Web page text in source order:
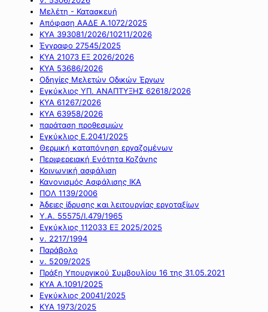
Μελέτη - Κατασκευή
Απόφαση ΑΑΔΕ Α.1072/2025
ΚΥΑ 393081/2026/10211/2026
Έγγραφο 27545/2025
ΚΥΑ 21073 ΕΞ 2026/2026
ΚΥΑ 53686/2026
Οδηγίες Μελετών Οδικών Έργων
Εγκύκλιος ΥΠ. ΑΝΑΠΤΥΞΗΣ 62618/2026
ΚΥΑ 61267/2026
ΚΥΑ 63958/2026
παράταση προθεσμιών
Εγκύκλιος Ε.2041/2025
Θερμική καταπόνηση εργαζομένων
Περιφερειακή Ενότητα Κοζάνης
Κοινωνική ασφάλιση
Κανονισμός Ασφάλισης ΙΚΑ
ΠΟΛ 1139/2006
Άδειες ίδρυσης και λειτουργίας εργοταξίων
Υ.Α. 55575/Ι.479/1965
Εγκύκλιος 112033 ΕΞ 2025/2025
ν. 2217/1994
Παράβολο
ν. 5209/2025
Πράξη Υπουργικού Συμβουλίου 16 της 31.05.2021
ΚΥΑ Α.1091/2025
Εγκύκλιος 20041/2025
ΚΥΑ 1973/2025